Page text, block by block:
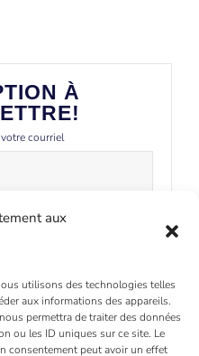
aux
utilisons des technologies telles
aux informations des appareils.
permettra de traiter des données
ou les ID uniques sur ce site. Le
consentement peut avoir un effet
À
courriel